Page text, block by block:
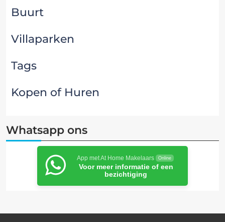
Buurt
Villaparken
Tags
Kopen of Huren
Whatsapp ons
App met At Home Makelaars Online
Voor meer informatie of een
bezichtiging